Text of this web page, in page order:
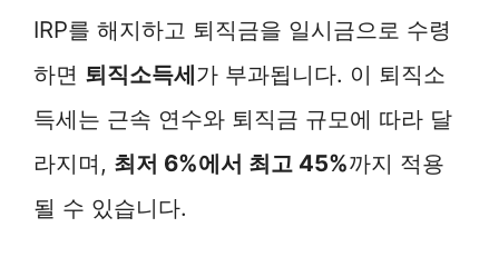
IRP를 해지하고 퇴직금을 일시금으로 수령
하면 퇴직소득세가 부과됩니다. 이 퇴직소
득세는 근속 연수와 퇴직금 규모에 따라 달
라지며, 최저 6%에서 최고 45%까지 적용
될 수 있습니다.